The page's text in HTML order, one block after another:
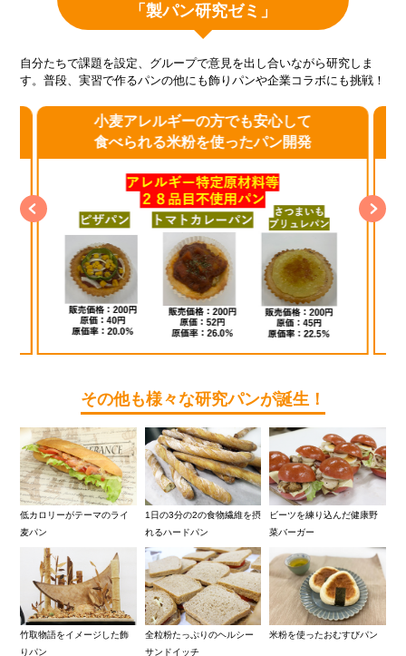
「製パン研究ゼミ」
自分たちで課題を設定、グループで意見を出し合いながら研究しま
す。普段、実習で作るパンの他にも飾りパンや企業コラボにも挑戦！
小麦アレルギーの方でも安心して
食べられる米粉を使ったパン開発
その他も様々な研究パンが誕生！
低カロリーがテーマのライ
麦パン
1日の3分の2の食物繊維を摂
れるハードパン
ビーツを練り込んだ健康野
菜バーガー
竹取物語をイメージした飾
りパン
全粒粉たっぷりのヘルシー
サンドイッチ
米粉を使ったおむすびパン